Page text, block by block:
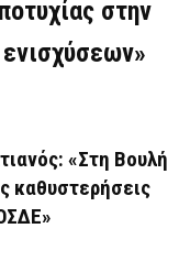
στην
«Στη Βουλή
καθυστερήσεις